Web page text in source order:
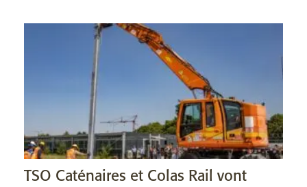
TSO Caténaires et Colas Rail vont